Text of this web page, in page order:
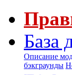
База
Описание
бэкграунды